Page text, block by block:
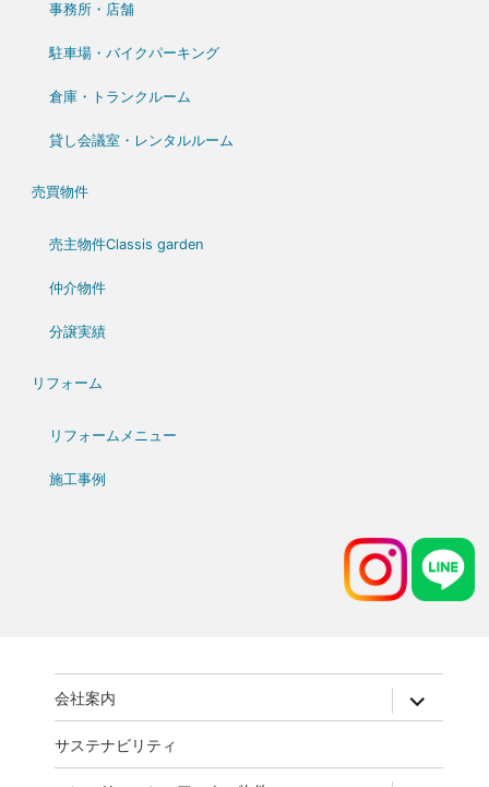
事務所・店舗
駐車場・バイクパーキング
倉庫・トランクルーム
貸し会議室・レンタルルーム
売買物件
売主物件Classis garden
仲介物件
分譲実績
リフォーム
リフォームメニュー
施工事例
会社案内 expand
child
menu
サステナビリティ